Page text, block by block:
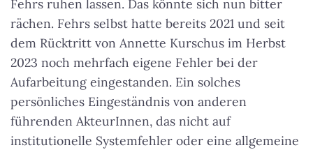
Fehrs ruhen lassen. Das könnte sich nun bitter
rächen. Fehrs selbst hatte bereits 2021 und seit
dem Rücktritt von Annette Kurschus im Herbst
2023 noch mehrfach eigene Fehler bei der
Aufarbeitung eingestanden. Ein solches
persönliches Eingeständnis von anderen
führenden AkteurInnen, das nicht auf
institutionelle Systemfehler oder eine allgemeine